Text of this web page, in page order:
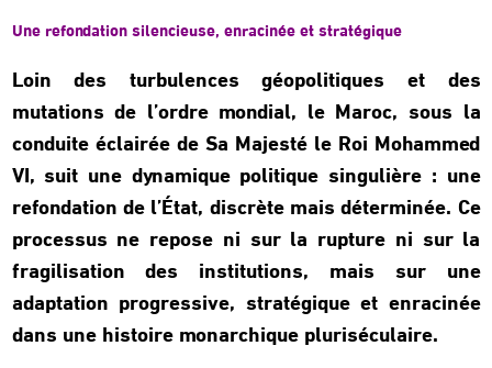
Une refondation silencieuse, enracinée et stratégique
Loin des turbulences géopolitiques et des
mutations de l’ordre mondial, le Maroc, sous la
conduite éclairée de Sa Majesté le Roi Mohammed
VI, suit une dynamique politique singulière : une
refondation de l’État, discrète mais déterminée. Ce
processus ne repose ni sur la rupture ni sur la
fragilisation des institutions, mais sur une
adaptation progressive, stratégique et enracinée
dans une histoire monarchique pluriséculaire.